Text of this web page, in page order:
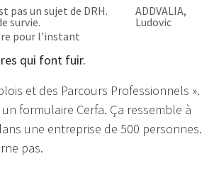
ADDVALIA,
Ludovic
pour l'instant
qui font fuir.
et des Parcours Professionnels ».
formulaire Cerfa. Ça ressemble à
une entreprise de 500 personnes.
pas.